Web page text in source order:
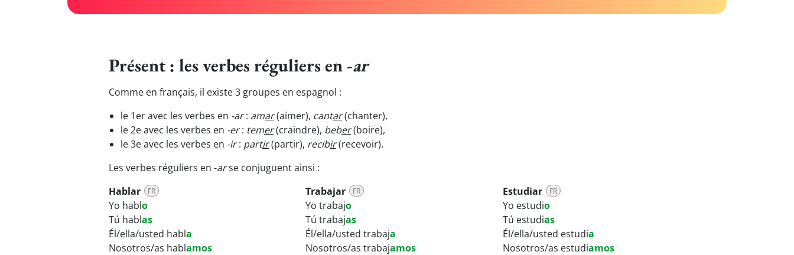
Présent : les verbes réguliers en -ar
Comme en français, il existe 3 groupes en espagnol :
le 1er avec les verbes en -ar: amar(aimer), cantar(chanter),
le 2e avec les verbes en -er: temer(craindre), beber(boire),
le 3e avec les verbes en -ir: partir(partir), recibir(recevoir).
Les verbes réguliers en -arse conjuguent ainsi :
Hablar
FR
Yo hablo
Tú hablas
Él/ella/usted habla
Nosotros/as hablamos
Trabajar FR
Yo trabajo
Tú trabajas
Él/ella/usted trabaja
Nosotros/as trabajamos
Estudiar FR
Yo estudio
Tú estudias
Él/ella/usted estudia
Nosotros/as estudiamos